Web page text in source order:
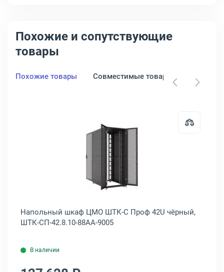
Похожие и сопутствующие
товары
Похожие товары Совместимые товары
шкаф всепогодный ЦМО ШТВ-1 36U серый, ШТВ-1-36.7.9-43АА
Открыть товар: Напольный
Напольный шкаф ЦМО ШТК-С Проф 42U чёрный,
ШТК-СП-42.8.10-88АА-9005
В наличии